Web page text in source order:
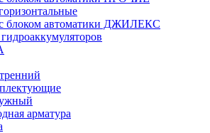
с блоком автоматики ДЖИЛЕКС
арматура